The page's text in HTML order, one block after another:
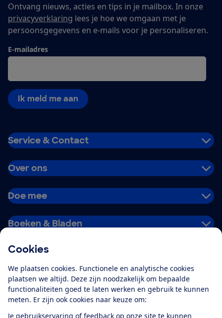
Cookies
We plaatsen cookies. Functionele en analytische cookies
plaatsen we altijd. Deze zijn noodzakelijk om bepaalde
functionaliteiten goed te laten werken en gebruik te kunnen
meten. Er zijn ook cookies naar keuze om:
Je gebruikservaring of feedback op onze site te kunnen
Ontvang nieuws, acties en tips in je mailbox. In onze
privacyverklaring lees je hoe we omgaan met je
persoonsgegevens en e-mails voor je personaliseren.
E-mailadres
Ik meld me aan
Service & Contact
Over ons
Doe mee
Boeken & Bladen
Alles over de